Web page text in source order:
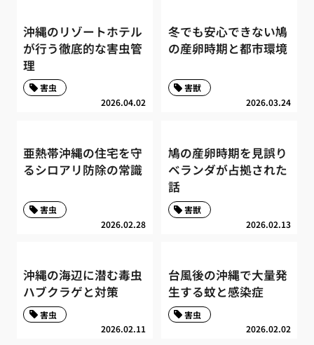
沖縄のリゾートホテル
が行う徹底的な害虫管
理
2026.04.02
害虫
冬でも安心できない鳩
の産卵時期と都市環境
2026.03.24
害獣
亜熱帯沖縄の住宅を守
るシロアリ防除の常識
2026.02.28
害虫
鳩の産卵時期を見誤り
ベランダが占拠された
話
2026.02.13
害獣
沖縄の海辺に潜む毒虫
ハブクラゲと対策
2026.02.11
害虫
台風後の沖縄で大量発
生する蚊と感染症
2026.02.02
害虫